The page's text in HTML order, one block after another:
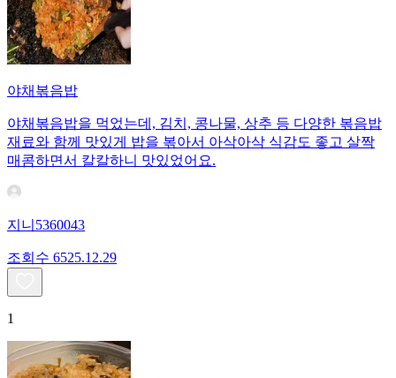
야채볶음밥
야채볶음밥을 먹었는데, 김치, 콩나물, 상추 등 다양한 볶음밥
재료와 함께 맛있게 밥을 볶아서 아삭아삭 식감도 좋고 살짝
매콤하면서 칼칼하니 맛있었어요.
지니5360043
조회수 6525.12.29
1